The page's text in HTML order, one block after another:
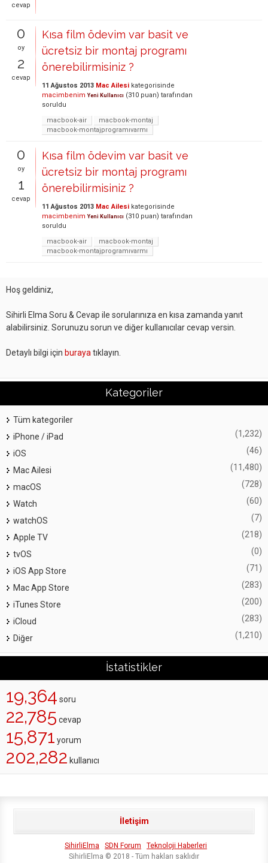
cevap
0
oy
2
cevap
Kısa film ödevim var basit ve
ücretsiz bir montaj programı
önerebilirmisiniz ?
11 Ağustos 2013 Mac Ailesi kategorisinde
macimbenim Yeni Kullanıcı (310 puan) tarafından
soruldu
macbook-air
macbook-montaj
macbook-montajprogramıvarmı
0
oy
1
cevap
Kısa film ödevim var basit ve
ücretsiz bir montaj programı
önerebilirmisiniz ?
11 Ağustos 2013 Mac Ailesi kategorisinde
macimbenim Yeni Kullanıcı (310 puan) tarafından
soruldu
macbook-air
macbook-montaj
macbook-montajprogramıvarmı
Hoş geldiniz,
Sihirli Elma Soru & Cevap ile sorularınıza en kısa zamanda yanıt
alabilirsiniz. Sorunuzu sorun ve diğer kullanıcılar cevap versin.
Detaylı bilgi için buraya tıklayın.
Kategoriler
Tüm kategoriler
iPhone / iPad
(1,232)
iOS (46)
Mac Ailesi (11,480)
macOS (728)
Watch (60)
watchOS (7)
Apple TV (218)
tvOS (0)
iOS App Store (71)
Mac App Store (283)
iTunes Store (200)
iCloud (283)
Diğer (1,210)
İstatistikler
19,364 soru
22,785 cevap
15,871 yorum
202,282 kullanıcı
İletişim
SihirliElma SDN Forum
Teknoloji Haberleri
SihirliElma © 2018 - Tüm hakları saklıdır